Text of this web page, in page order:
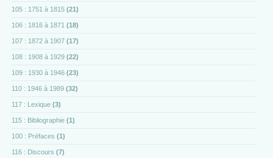
105 : 1751 à 1815 (21)
106 : 1816 à 1871 (18)
107 : 1872 à 1907 (17)
108 : 1908 à 1929 (22)
109 : 1930 à 1946 (23)
110 : 1946 à 1989 (32)
117 : Lexique (3)
115 : Bibliographie (1)
100 : Préfaces (1)
116 : Discours (7)